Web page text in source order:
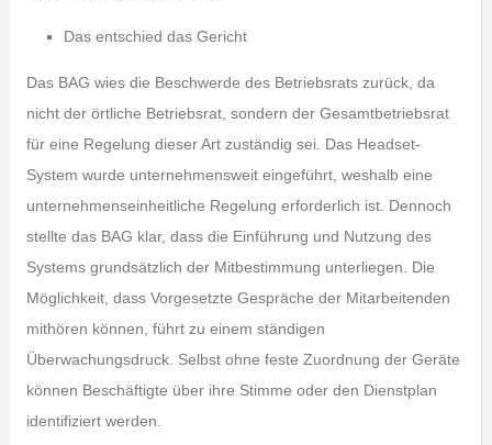
Das entschied das Gericht
Das BAG wies die Beschwerde des Betriebsrats zurück, da
nicht der örtliche Betriebsrat, sondern der Gesamtbetriebsrat
für eine Regelung dieser Art zuständig sei. Das Headset-
System wurde unternehmensweit eingeführt, weshalb eine
unternehmenseinheitliche Regelung erforderlich ist. Dennoch
stellte das BAG klar, dass die Einführung und Nutzung des
Systems grundsätzlich der Mitbestimmung unterliegen. Die
Möglichkeit, dass Vorgesetzte Gespräche der Mitarbeitenden
mithören können, führt zu einem ständigen
Überwachungsdruck. Selbst ohne feste Zuordnung der Geräte
können Beschäftigte über ihre Stimme oder den Dienstplan
identifiziert werden.